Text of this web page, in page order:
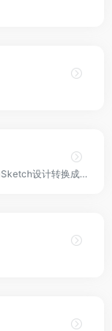
AI低代码开发工具，将Figma、Adobe XD和Sketch设计转换成前端代码！